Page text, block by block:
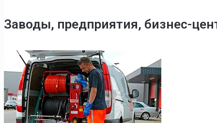
Заводы, предприятия, бизнес-